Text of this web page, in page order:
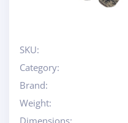
SKU:
Category:
Brand:
Weight:
Dimensions: